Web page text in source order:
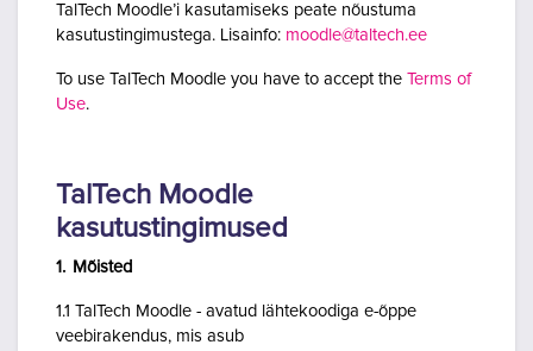
TalTech Moodle’i kasutamiseks peate nõustuma
kasutustingimustega. Lisainfo: moodle@taltech.ee
To use TalTech Moodle you have to accept the Terms of
Use.
TalTech Moodle
kasutustingimused
1. Mõisted
1.1 TalTech Moodle - avatud lähtekoodiga e-õppe
veebirakendus, mis asub